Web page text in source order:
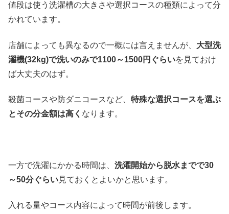
値段は使う洗濯槽の大きさや選択コースの種類によって分
かれています。
店舗によっても異なるので一概には言えませんが、 大型洗
濯機(32kg)で洗いのみで1100～1500円ぐらいを見ておけ
ば大丈夫のはず。
殺菌コースや防ダニコースなど、 特殊な選択コースを選ぶ
とその分金額は高く なります。
一方で洗濯にかかる時間は、 洗濯開始から脱水までで30
～50分ぐらい見ておくとよいかと思います。
入れる量やコース内容によって時間が前後します。